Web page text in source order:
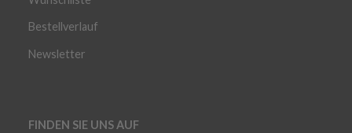
Bestellverlauf
Newsletter
FINDEN SIE UNS AUF